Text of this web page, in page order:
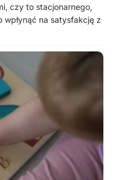
czy to stacjonarnego,
na satysfakcję z